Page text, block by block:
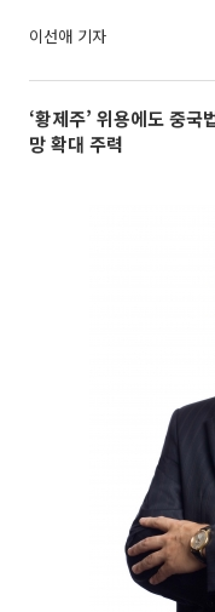
이선애 기자
‘황제주’ 위용에도 중
망 확대 주력